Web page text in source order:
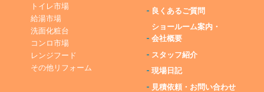
トイレ市場
給湯市場
洗面化粧台
コンロ市場
レンジフード
その他リフォーム
- 良くあるご質問
-
ショールーム案内・
会社概要
- スタッフ紹介
-現場日記
- 見積依頼・お問い合わせ